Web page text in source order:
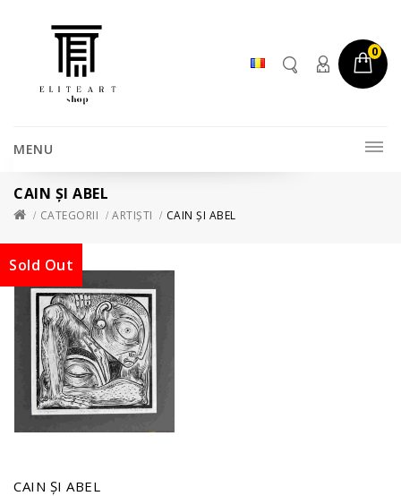
0
MENU
CAIN ȘI ABEL
CATEGORII ARTIȘTI CAIN ȘI ABEL
Sold Out
CAIN ȘI ABEL